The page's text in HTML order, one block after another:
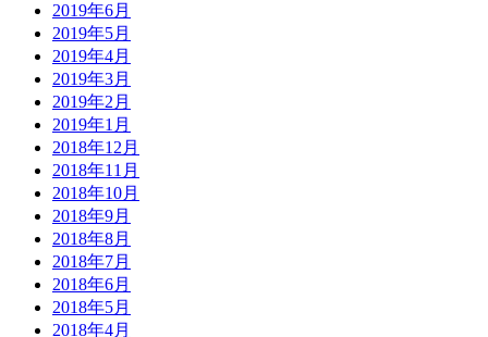
2019年6月
2019年5月
2019年4月
2019年3月
2019年2月
2019年1月
2018年12月
2018年11月
2018年10月
2018年9月
2018年8月
2018年7月
2018年6月
2018年5月
2018年4月